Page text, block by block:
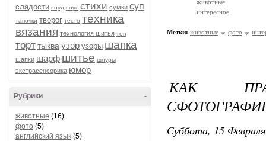
сладости снуд соус стихи сумки суп
тапочки творог тесто техника
вязания технология шитья топ
торттыква узор узоры шапка
шапки шарф шитье шнуры
экстрасенсорика юмор
-
Рубрики
животные (16)
фото (5)
английский язык (5)
животные
интересное
Метки: животные фото
КАК
Суббота, 15